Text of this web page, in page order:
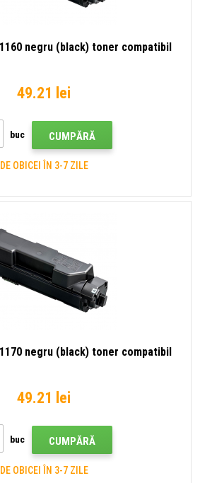
negru (black) toner compatibil
49.21 lei
buc CUMPĂRĂ
DE OBICEI ÎN 3-7 ZILE
negru (black) toner compatibil
49.21 lei
buc CUMPĂRĂ
DE OBICEI ÎN 3-7 ZILE